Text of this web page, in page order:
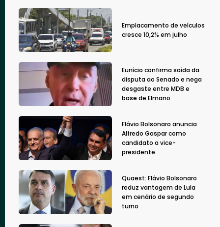
Emplacamento de veículos
cresce 10,2% em julho
Eunício confirma saída da
disputa ao Senado e nega
desgaste entre MDB e
base de Elmano
Flávio Bolsonaro anuncia
Alfredo Gaspar como
candidato a vice-
presidente
Quaest: Flávio Bolsonaro
reduz vantagem de Lula
em cenário de segundo
turno